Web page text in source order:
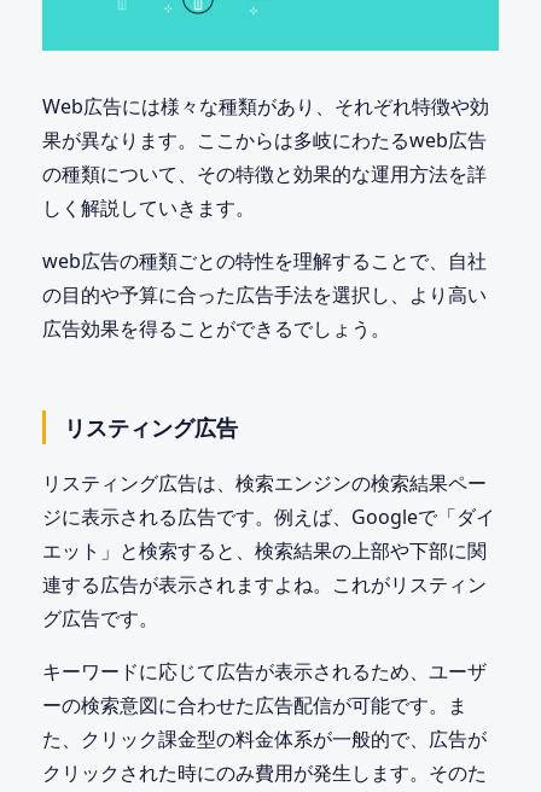
Web広告には様々な種類があり、それぞれ特徴や効
果が異なります。ここからは多岐にわたるweb広告
の種類について、その特徴と効果的な運用方法を詳
しく解説していきます。
web広告の種類ごとの特性を理解することで、自社
の目的や予算に合った広告手法を選択し、より高い
広告効果を得ることができるでしょう。
リスティング広告
リスティング広告は、検索エンジンの検索結果ペー
ジに表示される広告です。例えば、Googleで「ダイ
エット」と検索すると、検索結果の上部や下部に関
連する広告が表示されますよね。これがリスティン
グ広告です。
キーワードに応じて広告が表示されるため、ユーザ
ーの検索意図に合わせた広告配信が可能です。ま
た、クリック課金型の料金体系が一般的で、広告が
クリックされた時にのみ費用が発生します。そのた